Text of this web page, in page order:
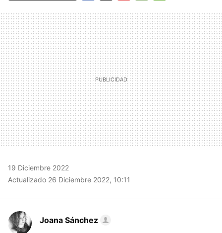
MAIL
19 Diciembre 2022
Actualizado 26 Diciembre 2022, 10:11
Joana Sánchez